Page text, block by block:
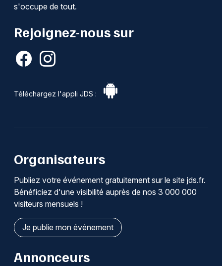
s'occupe de tout.
Rejoignez-nous sur
Téléchargez l'appli JDS :
Organisateurs
Publiez votre événement gratuitement sur le site jds.fr.
Bénéficiez d'une visibilité auprès de nos 3 000 000
visiteurs mensuels !
Je publie mon événement
Annonceurs